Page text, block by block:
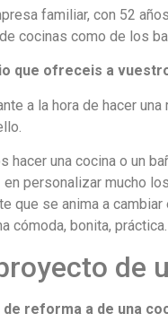
familiar, con 52
cocinas como de los
que ofreceis a
a la hora de hacer
una cocina o un
personalizar mucho
que se anima a
cómoda, bonita, práctica.
de
reforma a de una